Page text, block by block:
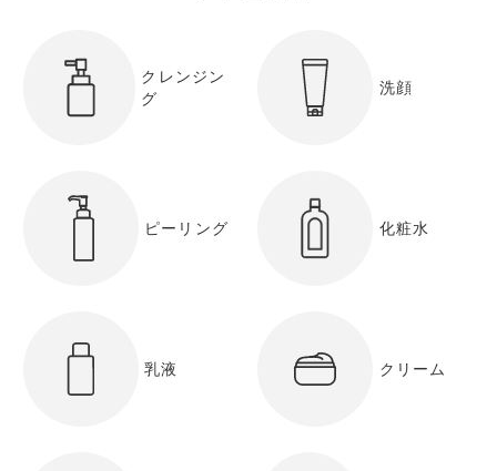
クレンジン
グ
洗顔
ピーリング 化粧水
乳液 クリーム